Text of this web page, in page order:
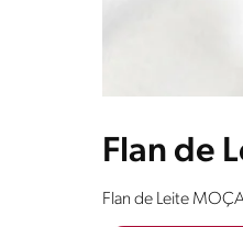
Flan de
Flan de Leite